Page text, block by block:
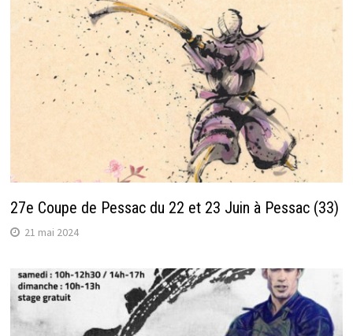
27e Coupe de Pessac du 22 et 23 Juin à Pessac (33)
21 mai 2024